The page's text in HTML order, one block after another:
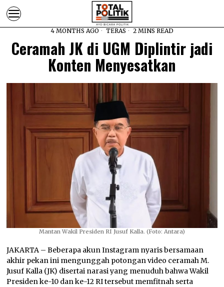
4 MONTHS AGO TERAS 2 MINS READ
Ceramah JK di UGM Diplintir jadi
Konten Menyesatkan
Mantan Wakil Presiden RI Jusuf Kalla. (Foto: Antara)
JAKARTA – Beberapa akun Instagram nyaris bersamaan
akhir pekan ini mengunggah potongan video ceramah M.
Jusuf Kalla (JK) disertai narasi yang menuduh bahwa Wakil
Presiden ke-10 dan ke-12 RI tersebut memfitnah serta